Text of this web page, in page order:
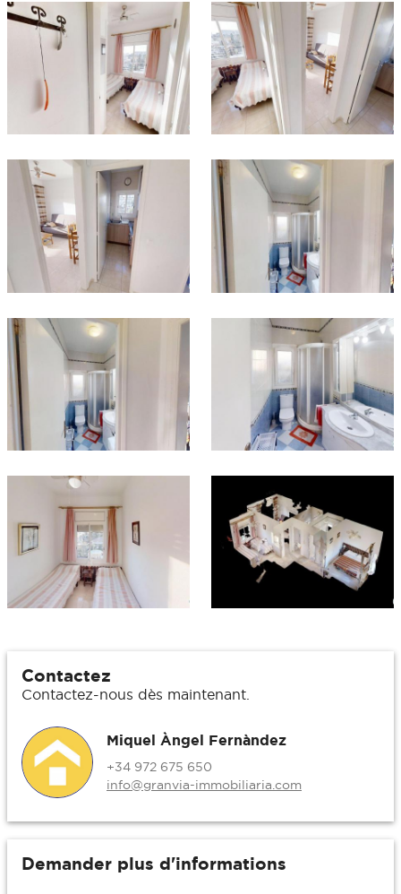
Contactez
Contactez-nous dès maintenant.
Miquel Àngel Fernàndez
+34 972 675 650
info@granvia-immobiliaria.com
Demander plus d'informations